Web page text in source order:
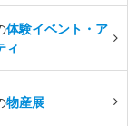
体験イベント・ア
ィ
物産展